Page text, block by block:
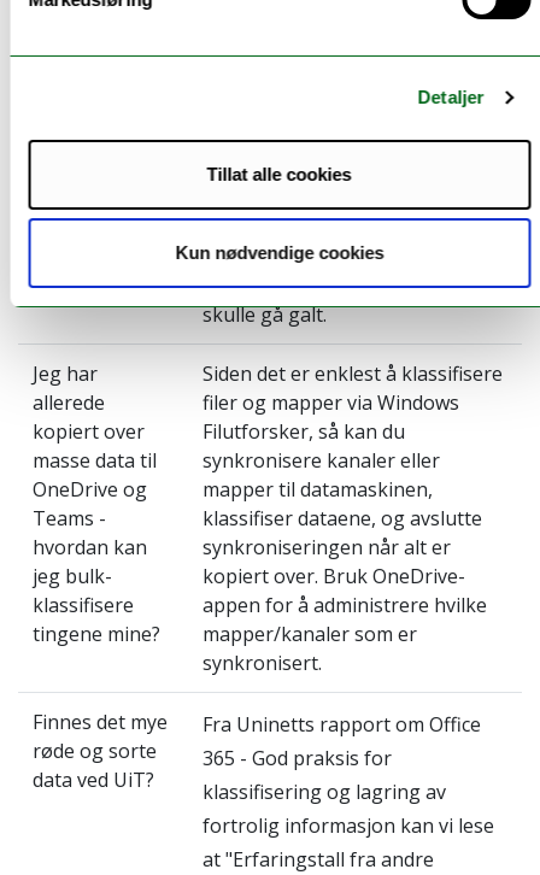
Detaljer
Tillat alle cookies
Kun nødvendige cookies
Klassifiseringsverktøyet dere skal
bruke fungerer best når dere
hjemmeområder (H:\) eller
fellesdisker, via Windows
data, så velg kopier. På denne
måten har dere en ekstra
sikkerhet dersom prosessen
skulle gå galt.
Jeg har
allerede
kopiert over
masse data til
OneDrive og
Teams -
hvordan kan
jeg bulk-
klassifisere
tingene mine?
Siden det er enklest å klassifisere
filer og mapper via Windows
Filutforsker, så kan du
synkronisere kanaler eller
mapper til datamaskinen,
klassifiser dataene, og avslutte
synkroniseringen når alt er
kopiert over. Bruk OneDrive-
appen for å administrere hvilke
mapper/kanaler som er
synkronisert.
Finnes det mye
røde og sorte
data ved UiT?
Fra Uninetts rapport om Office
365 - God praksis for
klassifisering og lagring av
fortrolig informasjon kan vi lese
at "Erfaringstall fra andre